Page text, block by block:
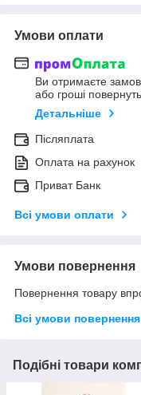
Умови оплати
Ви отримаєте
або гроші
Детальніше
Післяплата
Оплата на рахунок
Приват Банк
Всі умови оплати
Умови повернення
Повернення товару
Всі умови повернення
Подібні товари